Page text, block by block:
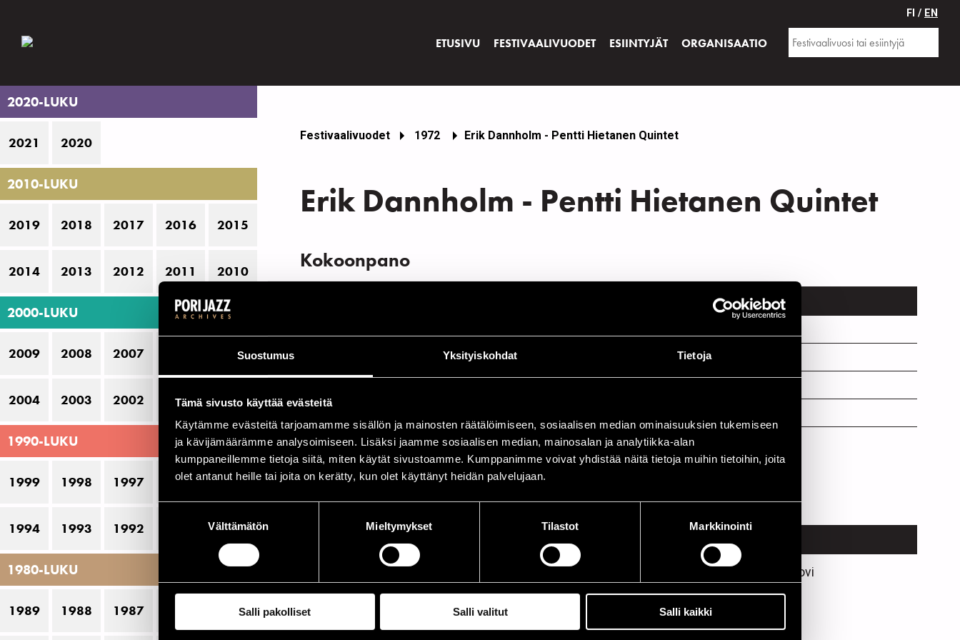
Suostumus Yksityiskohdat Tietoja
Tämä sivusto käyttää evästeitä
Käytämme evästeitä tarjoamamme sisällön ja mainosten räätälöimiseen, sosiaalisen median ominaisuuksien tukemiseen
ja kävijämäärämme analysoimiseen. Lisäksi jaamme sosiaalisen median, mainosalan ja analytiikka-alan
kumppaneillemme tietoja siitä, miten käytät sivustoamme. Kumppanimme voivat yhdistää näitä tietoja muihin tietoihin, joita
olet antanut heille tai joita on kerätty, kun olet käyttänyt heidän palvelujaan.
Välttämätön Mieltymykset Tilastot Markkinointi
Salli pakolliset Salli valitut Salli kaikki
ETUSIVU FESTIVAALIVUODET ESIINTYJÄT ORGANISAATIO
FI / EN
2020-LUKU
2021 2020
2010-LUKU
2019 2018 2017 2016 2015
2014 2013 2012 2011 2010
2000-LUKU
2009 2008 2007 2005
2004 2003 2002 2001 2000
1990-LUKU
1999 1998 1997 1996 1995
1994 1993 1992 1990
1980-LUKU
1989 1988 1987 1985
Festivaalivuodet 1972 Erik Dannholm - Pentti Hietanen Quintet
Erik Dannholm - Pentti Hietanen Quintet
Kokoonpano
Willman, Ilkka
b
Esiintymiset vuonna 1972
Hotelli Teljänhovi